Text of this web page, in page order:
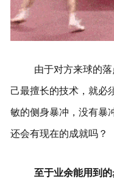
由于对方来球的
己最擅长的技术，就必
敏的侧身暴冲，没有暴
还会有现在的成就吗？
至于业余能用到